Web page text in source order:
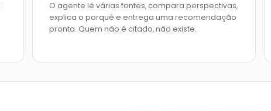
O agente lê várias fontes, compara perspectivas,
explica o porquê e entrega uma recomendação
pronta. Quem não é citado, não existe.